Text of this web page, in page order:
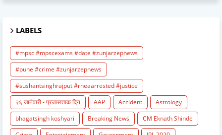
LABELS
#mpsc #mpscexams #date #zunjarzepnews
#pune #crime #zunjarzepnews
#sushantsinghrajput #rheaarrested #justice
२६ जानेवारी - प्रजासत्ताक दिन
AAP Accident
Astrology
bhagatsingh koshyari
Breaking News
CM Eknath Shinde